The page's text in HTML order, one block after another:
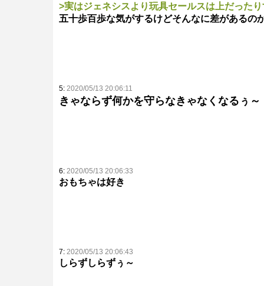
>実はジェネシスより玩具セールスは上だった
五十歩百歩な気がするけどそんなに差があるの
5: 2020/05/13 20:06:11
きゃならず何かを守らなきゃなくなるぅ～
6: 2020/05/13 20:06:33
おもちゃは好き
7: 2020/05/13 20:06:43
しらずしらずぅ～